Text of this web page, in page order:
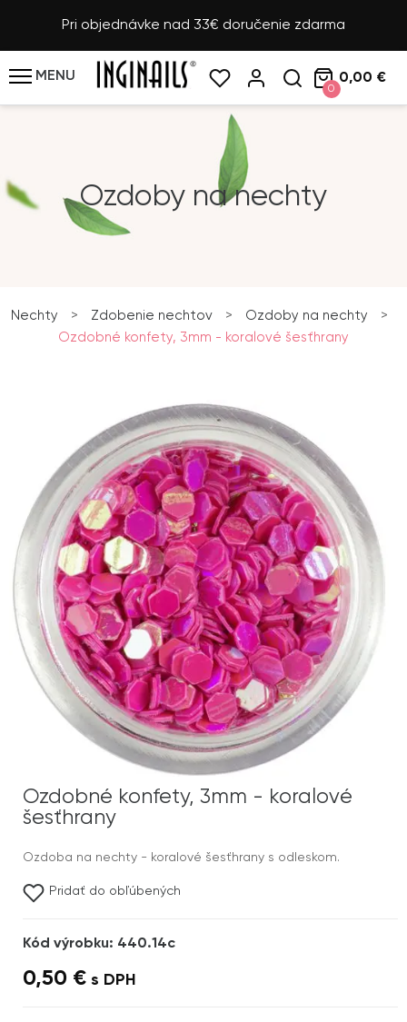
Pri objednávke nad 33€ doručenie zdarma
MENU
0
0,00 €
Ozdoby na nechty
Nechty > Zdobenie nechtov > Ozdoby na nechty
>
Ozdobné konfety, 3mm - koralové šesťhrany
Ozdobné konfety, 3mm - koralové
šesťhrany
Ozdoba na nechty - koralové šesťhrany s odleskom.
Pridať do obľúbených
Kód výrobku: 440.14c
0,50 € s DPH